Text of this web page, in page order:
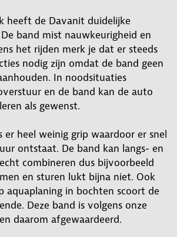
heeft de Davanit duidelijke
band mist nauwkeurigheid en
het rijden merk je dat er steeds
nodig zijn omdat de band geen
In noodsituaties
en de band kan de auto
als gewenst.
er heel weinig grip waardoor er snel
ontstaat. De band kan langs- en
combineren dus bijvoorbeeld
en sturen lukt bijna niet. Ook
aquaplaning in bochten scoort de
Deze band is volgens onze
daarom afgewaardeerd.